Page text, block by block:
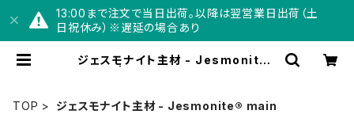
13:00まで注文で当日出荷。以降は翌営業日出荷（土
日祝休み）※遅延の場合あり
ジェスモナイト主材 - Jesmonite®
TOP
ジェスモナイト主材 - Jesmonite® main